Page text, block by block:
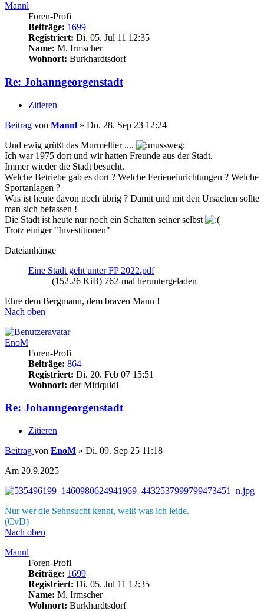
Mannl
Foren-Profi
Beiträge: 1699
Registriert: Di. 05. Jul 11 12:35
Name: M. Irmscher
Wohnort: Burkhardtsdorf
Re: Johanngeorgenstadt
Zitieren
Beitrag von Mannl » Do. 28. Sep 23 12:24
Und ewig grüßt das Murmeltier ....
Ich war 1975 dort und wir hatten Freunde aus der Stadt.
Immer wieder die Stadt besucht.
Welche Betriebe gab es dort ? Welche Ferieneinrichtungen ? Welche
Sportanlagen ?
Was ist heute davon noch übrig ? Damit und mit den Ursachen sollte
man sich befassen !
Die Stadt ist heute nur noch ein Schatten seiner selbst
Trotz einiger "Investitionen"
Dateianhänge
Eine Stadt geht unter FP 2022.pdf
(152.26 KiB) 762-mal heruntergeladen
Ehre dem Bergmann, dem braven Mann !
Nach oben
EnoM
Foren-Profi
Beiträge: 864
Registriert: Di. 20. Feb 07 15:51
Wohnort: der Miriquidi
Re: Johanngeorgenstadt
Zitieren
Beitrag von EnoM » Di. 09. Sep 25 11:18
Am 20.9.2025
Nur wer die Sehnsucht kennt, weiß was ich leide.
(CvD)
Nach oben
Mannl
Foren-Profi
Beiträge: 1699
Registriert: Di. 05. Jul 11 12:35
Name: M. Irmscher
Wohnort: Burkhardtsdorf